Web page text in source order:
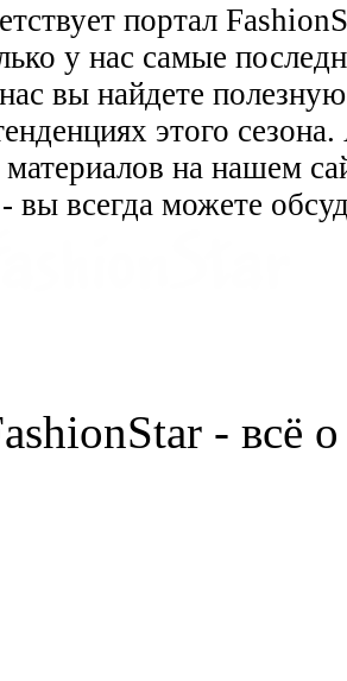
портал
у нас самые
вы найдете
этого
на нашем
вы всегда можете
- всё